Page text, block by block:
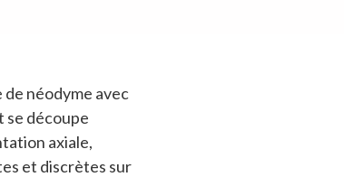
néodyme avec
se découpe
axiale,
et discrètes sur